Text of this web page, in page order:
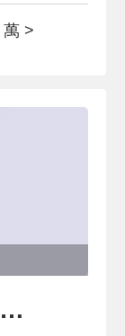
萬 >
A7【玄泰V1】挑高景觀樓中樓